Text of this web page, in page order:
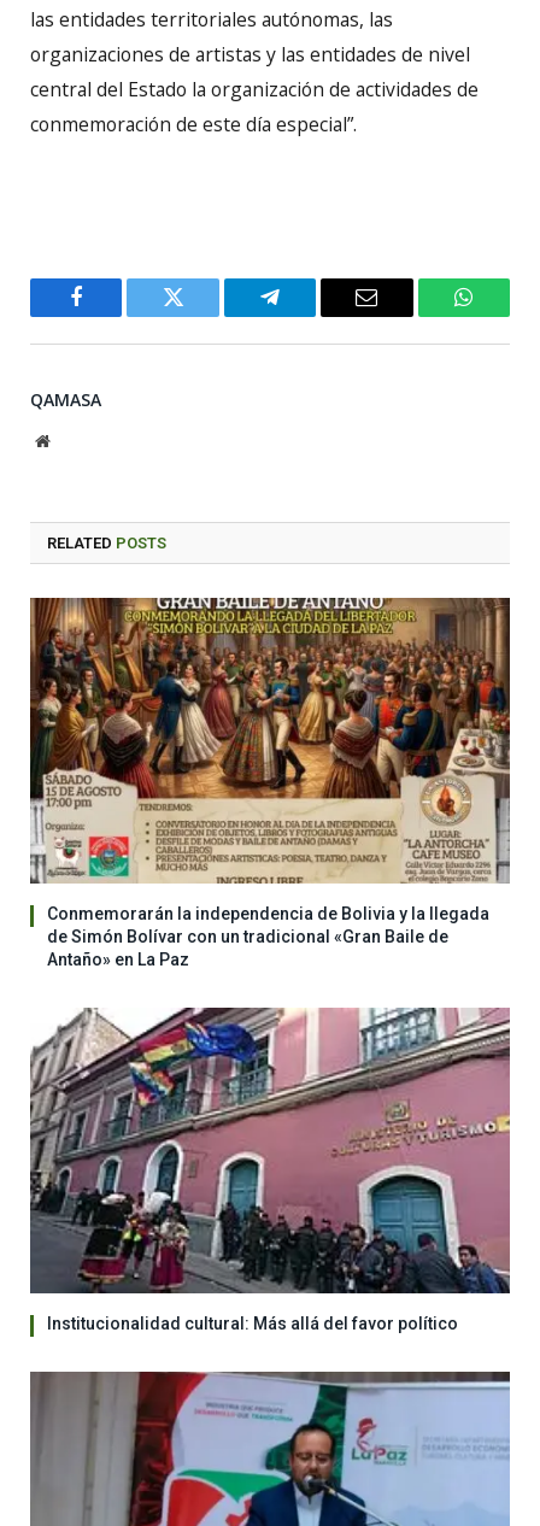
las entidades territoriales autónomas, las
organizaciones de artistas y las entidades de nivel
central del Estado la organización de actividades de
conmemoración de este día especial”.
Facebook Twitter Telegram Email
QAMASA
Website
RELATED POSTS
Conmemorarán la independencia de Bolivia y la llegada
de Simón Bolívar con un tradicional «Gran Baile de
Antaño» en La Paz
Institucionalidad cultural: Más allá del favor político